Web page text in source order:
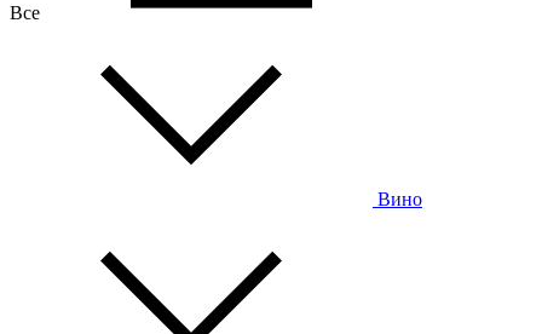
Все
Вино